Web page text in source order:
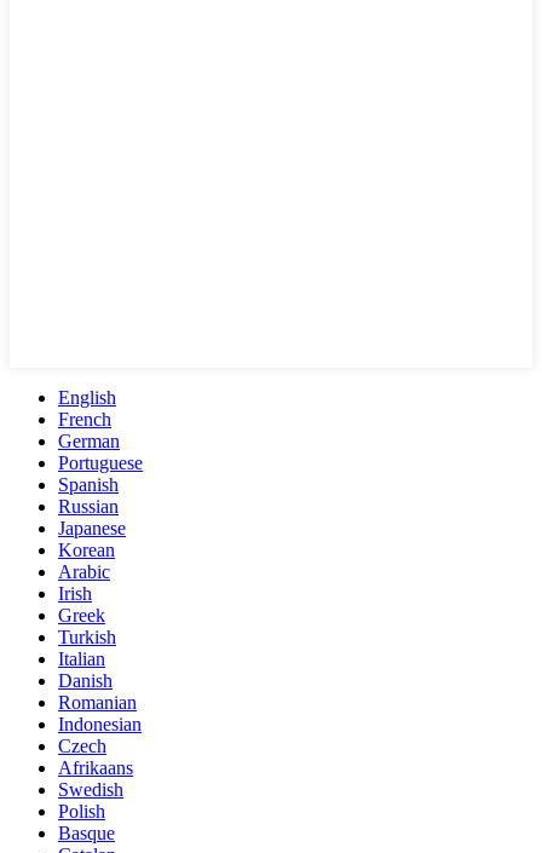
English
French
German
Portuguese
Spanish
Russian
Japanese
Korean
Arabic
Irish
Greek
Turkish
Italian
Danish
Romanian
Indonesian
Czech
Afrikaans
Swedish
Polish
Basque